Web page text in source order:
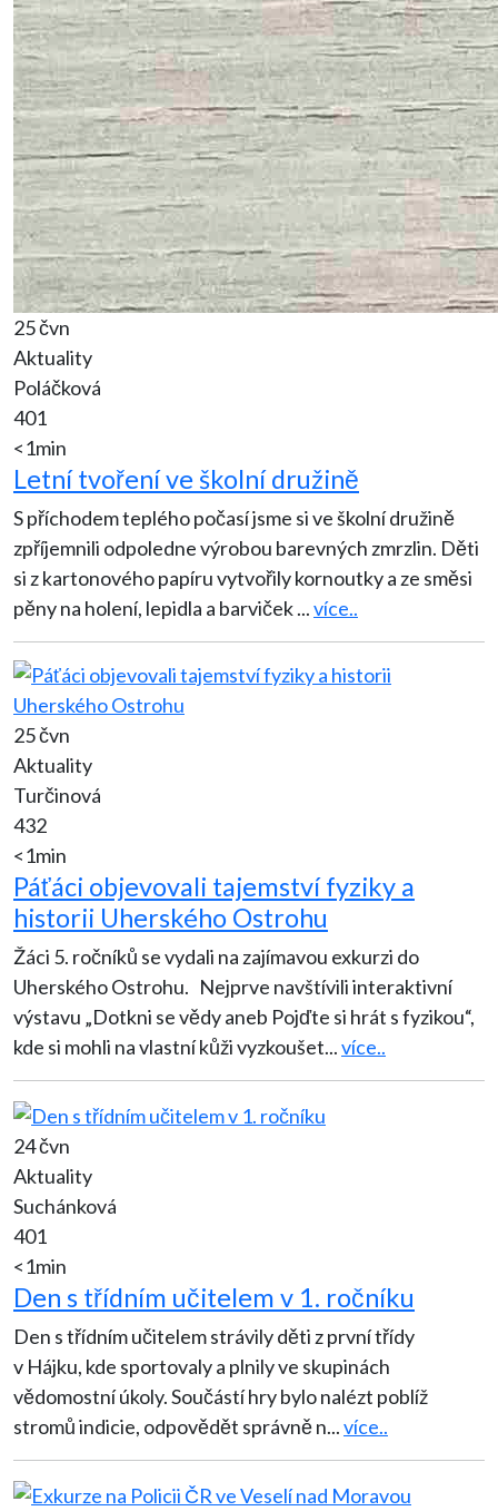
25 čvn
Aktuality
Poláčková
401
<1min
Letní tvoření ve školní družině
S příchodem teplého počasí jsme si ve školní družině
zpříjemnili odpoledne výrobou barevných zmrzlin. Děti
si z kartonového papíru vytvořily kornoutky a ze směsi
pěny na holení, lepidla a barviček...více..
25 čvn
Aktuality
Turčinová
432
<1min
Páťáci objevovali tajemství fyziky a
historii Uherského Ostrohu
Žáci 5. ročníků se vydali na zajímavou exkurzi do
Uherského Ostrohu. Nejprve navštívili interaktivní
výstavu „Dotkni se vědy aneb Pojďte si hrát s fyzikou“,
kde si mohli na vlastní kůži vyzkoušet...více..
24 čvn
Aktuality
Suchánková
401
<1min
Den s třídním učitelem v 1. ročníku
Den s třídním učitelem strávily děti z první třídy
v Hájku, kde sportovaly a plnily ve skupinách
vědomostní úkoly. Součástí hry bylo nalézt poblíž
stromů indicie, odpovědět správně n...více..